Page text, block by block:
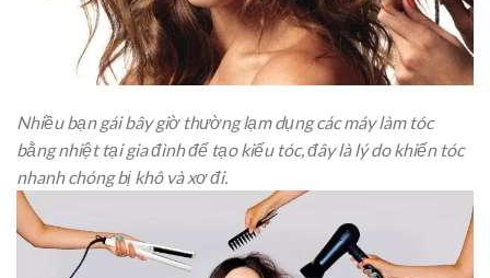
Nhiều bạn gái bây giờ thường lạm dụng các máy làm tóc
bằng nhiệt tại gia đình để tạo kiểu tóc, đây là lý do khiến tóc
nhanh chóng bị khô và xơ đi.